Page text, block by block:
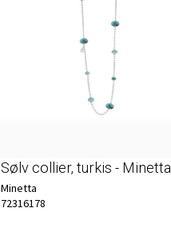
Sølv collier, turkis - Minetta
Minetta
72316178